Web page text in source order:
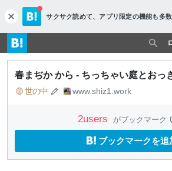
c
l
o
s
e
サクサク読めて、 アプリ限定の機能も多数
春まぢか から - ちっちゃい庭とおっ
世の中 www.shiz1.work
2users がブックマーク
ブックマークを追